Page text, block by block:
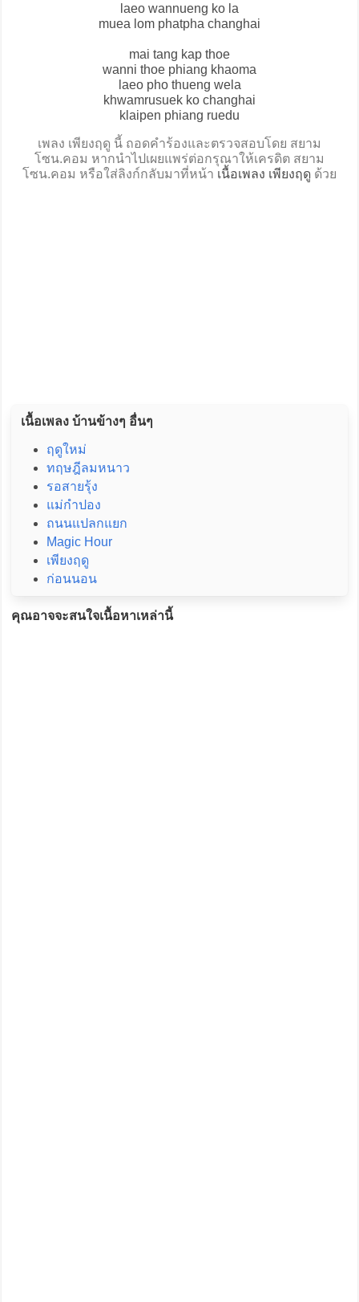
laeo wannueng ko la
muea lom phatpha changhai
mai tang kap thoe
wanni thoe phiang khaoma
laeo pho thueng wela
khwamrusuek ko changhai
klaipen phiang ruedu
เพลง เพียงฤดู นี้ ถอดคำร้องและตรวจสอบโดย สยาม
โซน.คอม หากนำไปเผยแพร่ต่อกรุณาให้เครดิต สยาม
โซน.คอม หรือใส่ลิงก์กลับมาที่หน้า เนื้อเพลง เพียงฤดู ด้วย
เนื้อเพลง บ้านข้างๆ อื่นๆ
ฤดูใหม่
ทฤษฎีลมหนาว
รอสายรุ้ง
แม่กำปอง
ถนนแปลกแยก
Magic Hour
เพียงฤดู
ก่อนนอน
คุณอาจจะสนใจเนื้อหาเหล่านี้